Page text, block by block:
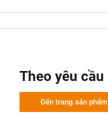
Theo yêu cầu
Đến trang sản phẩm